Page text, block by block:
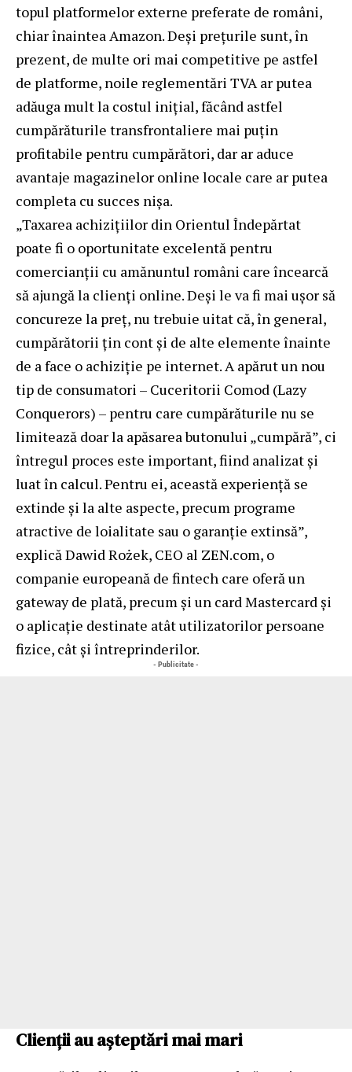
topul platformelor externe preferate de români,
chiar înaintea Amazon. Deși prețurile sunt, în
prezent, de multe ori mai competitive pe astfel
de platforme, noile reglementări TVA ar putea
adăuga mult la costul inițial, făcând astfel
cumpărăturile transfrontaliere mai puțin
profitabile pentru cumpărători, dar ar aduce
avantaje magazinelor online locale care ar putea
completa cu succes nișa.
„Taxarea achizițiilor din Orientul Îndepărtat
poate fi o oportunitate excelentă pentru
comercianții cu amănuntul români care încearcă
să ajungă la clienți online. Deși le va fi mai ușor să
concureze la preț, nu trebuie uitat că, în general,
cumpărătorii țin cont și de alte elemente înainte
de a face o achiziție pe internet. A apărut un nou
tip de consumatori – Cuceritorii Comod (Lazy
Conquerors) – pentru care cumpărăturile nu se
limitează doar la apăsarea butonului „cumpără”, ci
întregul proces este important, fiind analizat și
luat în calcul. Pentru ei, această experiență se
extinde și la alte aspecte, precum programe
atractive de loialitate sau o garanție extinsă”,
explică Dawid Rożek, CEO al ZEN.com, o
companie europeană de fintech care oferă un
gateway de plată, precum și un card Mastercard și
o aplicație destinate atât utilizatorilor persoane
fizice, cât și întreprinderilor.
- Publicitate -
Clienții au așteptări mai mari